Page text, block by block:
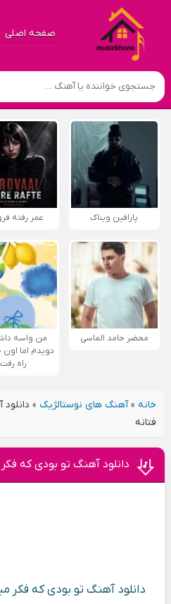
صفحه اصلی
پارافين ویناک عمر رفته
محضر حامد الماسی
من واسه
دویدم اما
راه رفت
خانه»آهنگ های نوستالژیک »
فتانه
دانلود آهنگ تو بودی که
دانلود آهنگ تو بودی که فکر